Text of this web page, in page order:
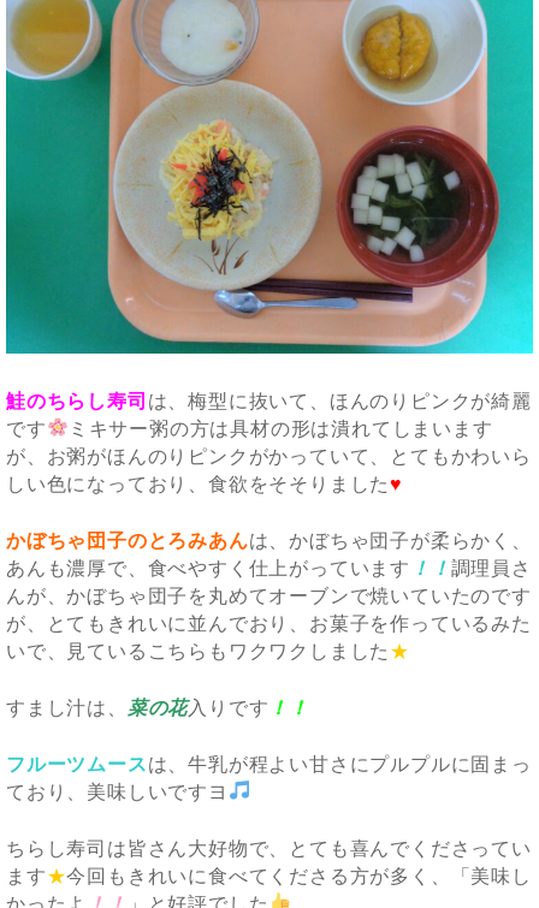
鮭のちらし寿司 は、梅型に抜いて、ほんのりピンクが綺麗
です
ミキサー粥の方は具材の形は潰れてしまいます
が、お粥がほんのりピンクがかっていて、とてもかわいら
しい色になっており、食欲をそそりました♥
かぼちゃ団子のとろみあんは、かぼちゃ団子が柔らかく、
あんも濃厚で、食べやすく仕上がっています ！！ 調理員さ
んが、かぼちゃ団子を丸めてオーブンで焼いていたのです
が、とてもきれいに並んでおり、お菓子を作っているみた
いで、見ているこちらもワクワクしました ★
すまし汁は、 菜の花入りです ！！
フルーツムースは、牛乳が程よい甘さにプルプルに固まっ
ており、美味しいですヨ
ちらし寿司は皆さん大好物で、とても喜んでくださってい
ます★今回もきれいに食べてくださる方が多く、「美味し
かったよ
！！ 」と好評でした